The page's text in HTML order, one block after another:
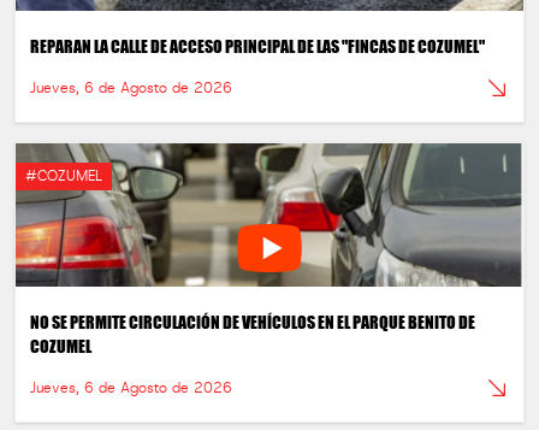
REPARAN LA CALLE DE ACCESO PRINCIPAL DE LAS "FINCAS DE COZUMEL"
Jueves, 6 de Agosto de 2026
#COZUMEL
NO SE PERMITE CIRCULACIÓN DE VEHÍCULOS EN EL PARQUE BENITO DE
COZUMEL
Jueves, 6 de Agosto de 2026